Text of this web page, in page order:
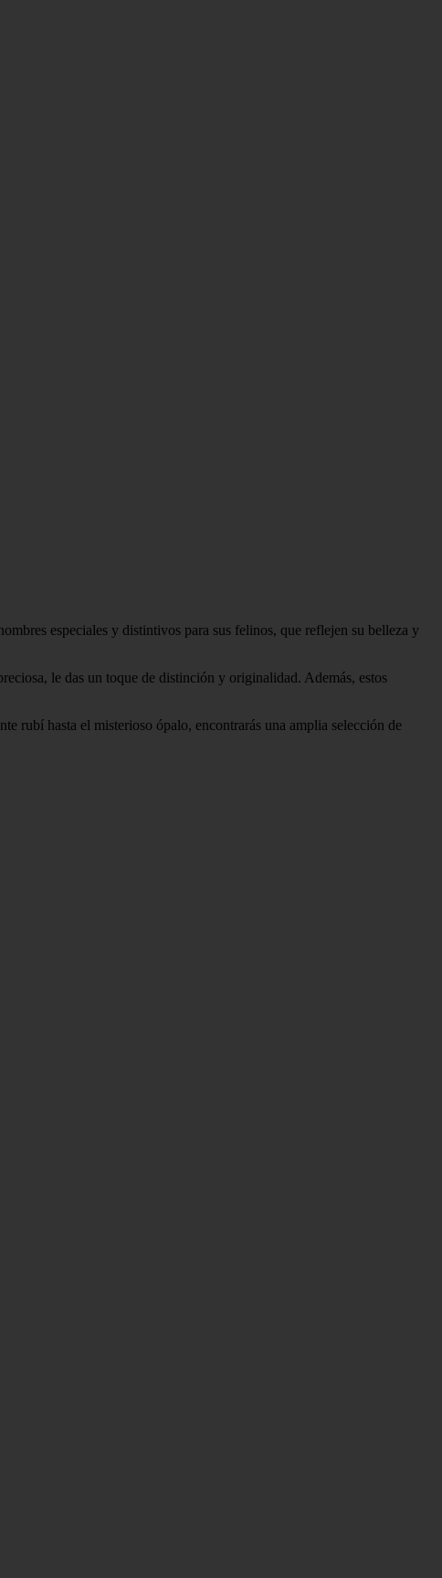
especiales y distintivos para sus felinos, que reflejen su belleza y
le das un toque de distinción y originalidad. Además, estos
rubí hasta el misterioso ópalo, encontrarás una amplia selección de